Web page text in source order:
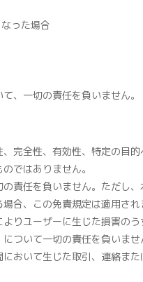
った場合
、一切の責任を負いません。
完全性、有効性、特定の目
ではありません。
責任を負いません。ただし
合、この免責規定は適用さ
りユーザーに生じた損害の
ついて一切の責任を負いませ
おいて生じた取引、連絡ま